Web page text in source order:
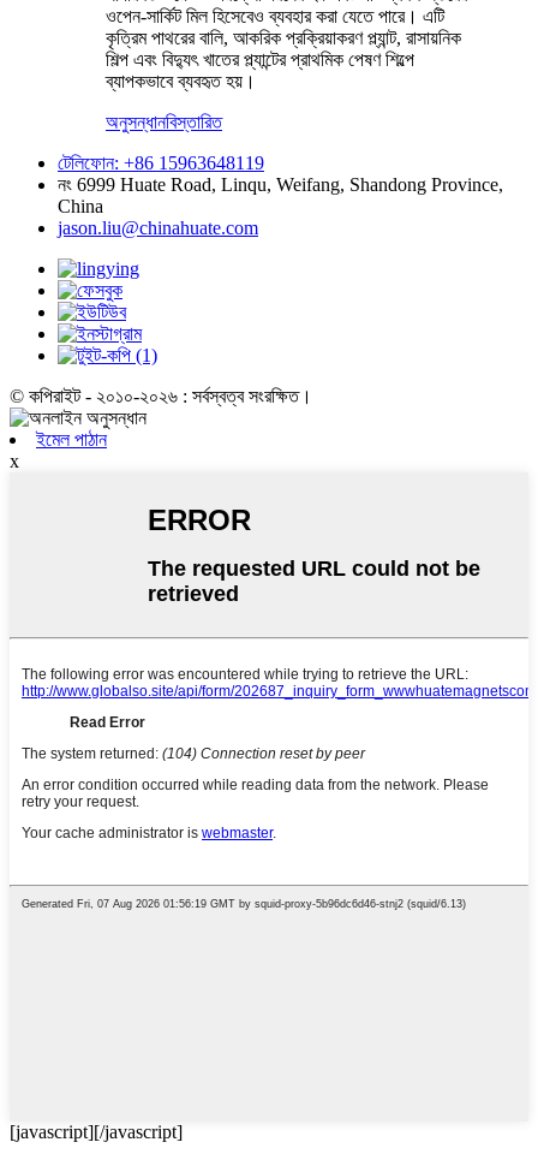
ওপেন-সার্কিট মিল হিসেবেও ব্যবহার করা যেতে পারে। এটি
কৃত্রিম পাথরের বালি, আকরিক প্রক্রিয়াকরণ প্ল্যান্ট, রাসায়নিক
শিল্প এবং বিদ্যুৎ খাতের প্ল্যান্টের প্রাথমিক পেষণ শিল্পে
ব্যাপকভাবে ব্যবহৃত হয়।
অনুসন্ধানবিস্তারিত
টেলিফোন: +86 15963648119
নং 6999 Huate Road, Linqu, Weifang, Shandong Province,
China
jason.liu@chinahuate.com
© কপিরাইট - ২০১০-২০২৬ : সর্বস্বত্ব সংরক্ষিত।
ইমেল পাঠান
x
[javascript][/javascript]